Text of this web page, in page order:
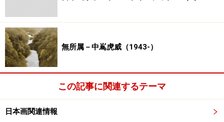
無所属－中嶌虎威（1943-）
この記事に関連するテーマ
日本画関連情報